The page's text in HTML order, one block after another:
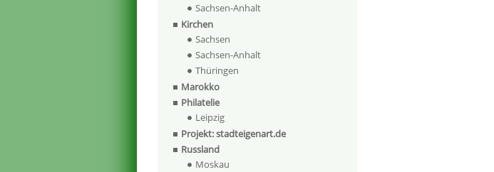
Sachsen-Anhalt
Kirchen
Sachsen
Sachsen-Anhalt
Thüringen
Marokko
Philatelie
Leipzig
Projekt: stadteigenart.de
Russland
Moskau